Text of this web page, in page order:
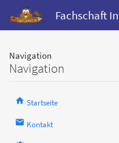
Fachschaft
Navigation
Navigation
Startseite
Kontakt